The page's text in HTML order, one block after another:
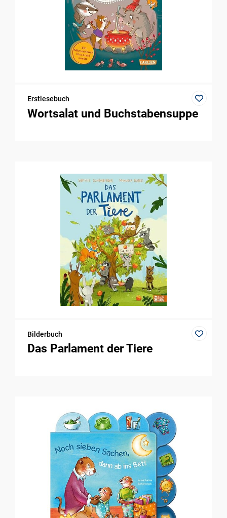
Erstlesebuch
Wortsalat und Buchstabensuppe
Bilderbuch
Das Parlament der Tiere